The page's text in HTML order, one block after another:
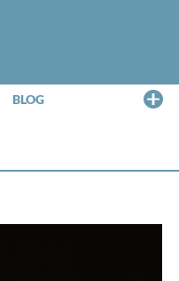
BLOG